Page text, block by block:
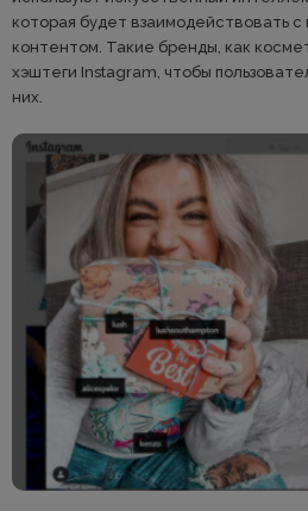
которая будет взаимодействовать с
контентом. Такие бренды, как
хэштеги Instagram, чтобы
них.